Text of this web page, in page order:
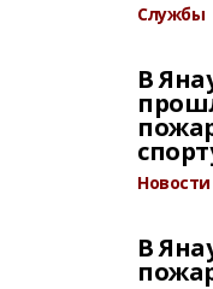
Службы
В
Новости
В